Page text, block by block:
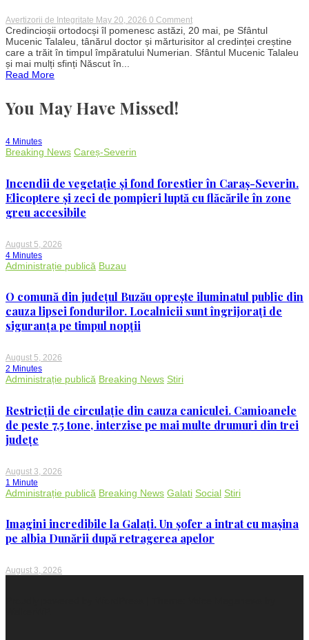
proporții
Avertizorii de Integritate May 20, 2026 0 Commenton
Ce
sfinți
sunt
sărbătoriți
Credincioșii ortodocși îl pomenesc astăzi, 20 mai, pe Sfântul
Mucenic Talaleu, tânărul doctor și mărturisitor al credinței creștine
care a trăit în timpul împăratului Numerian. Sfântul Mucenic Talaleu
și mai mulți sfinți Născut în...
Read More
You May Have Missed!
4 Minutes
Breaking News Careș-Severin
Incendii de vegetație și fond forestier în Caraș-Severin.
Elicoptere și zeci de pompieri luptă cu flăcările în zone
greu accesibile
August 5, 2026
4 Minutes
Administrație publică Buzau
O comună din județul Buzău oprește iluminatul public din
cauza lipsei fondurilor. Localnicii sunt îngrijorați de
siguranța pe timpul nopții
August 5, 2026
2 Minutes
Administrație publică Breaking News Stiri
Restricții de circulație din cauza caniculei. Camioanele
de peste 7,5 tone, interzise pe mai multe drumuri din trei
județe
August 3, 2026
1 Minute
Administrație publică Breaking News Galati Social Stiri
Imagini incredibile la Galați. Un șofer a intrat cu mașina
pe albia Dunării după retragerea apelor
August 3, 2026